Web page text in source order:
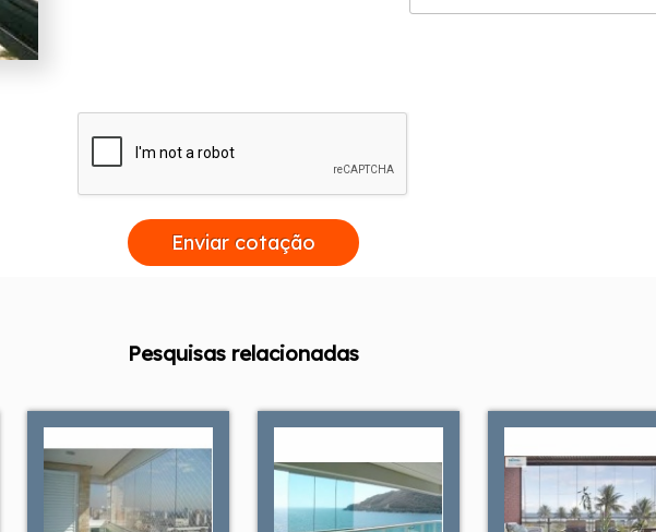
Enviar cotação
Pesquisas relacionadas